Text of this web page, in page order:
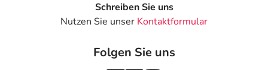
Personen Einzeldosis Gesamtdosis
Schreiben Sie uns
Nutzen Sie unser Kontaktformular
Folgen Sie uns